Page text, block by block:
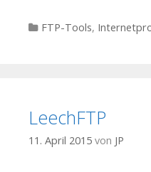
Kategorien
FTP-Tools,
LeechFTP
11. April 2015 von JP